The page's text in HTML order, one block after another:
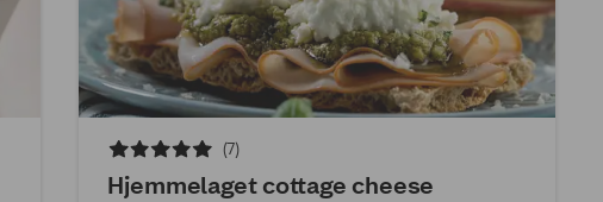
(7)
Hjemmelaget cottage cheese